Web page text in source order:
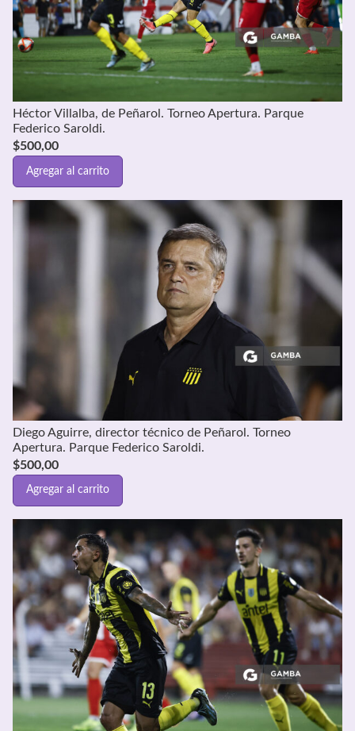
Héctor Villalba, de Peñarol. Torneo Apertura. Parque
Federico Saroldi.
$500,00
Agregar al carrito
Diego Aguirre, director técnico de Peñarol. Torneo
Apertura. Parque Federico Saroldi.
$500,00
Agregar al carrito